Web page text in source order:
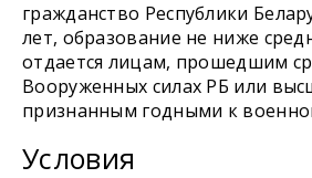
гражданство Республики
лет, образование не ниже
отдается лицам, прошедшим
Вооруженных силах РБ или
признанным годными к
Условия